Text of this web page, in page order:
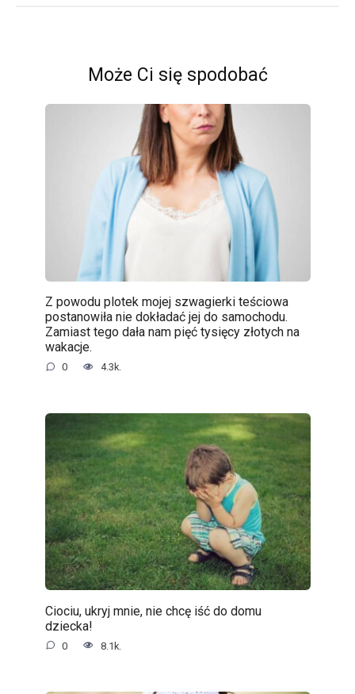
Może Ci się spodobać
Z powodu plotek mojej szwagierki teściowa
postanowiła nie dokładać jej do samochodu.
Zamiast tego dała nam pięć tysięcy złotych na
wakacje.
0 4.3k.
Ciociu, ukryj mnie, nie chcę iść do domu
dziecka!
0 8.1k.